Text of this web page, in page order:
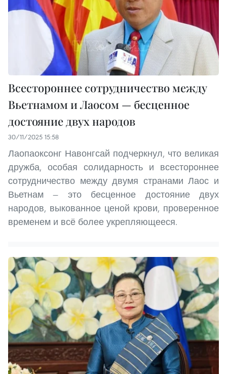
Всестороннее сотрудничество между
Вьетнамом и Лаосом — бесценное
достояние двух народов
30/11/2025 15:58
Лаопаоксонг Навонгсай подчеркнул, что великая
дружба, особая солидарность и всестороннее
сотрудничество между двумя странами Лаос и
Вьетнам — это бесценное достояние двух
народов, выкованное ценой крови, проверенное
временем и всё более укрепляющееся.